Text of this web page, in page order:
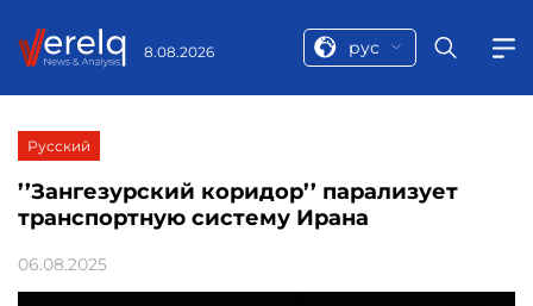
8.08.2026 рус
Русский
’’Зангезурский коридор’’ парализует
транспортную систему Ирана
06.08.2025